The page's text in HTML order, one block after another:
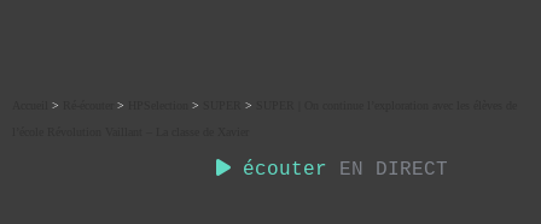
écouter EN DIRECT
> > > >